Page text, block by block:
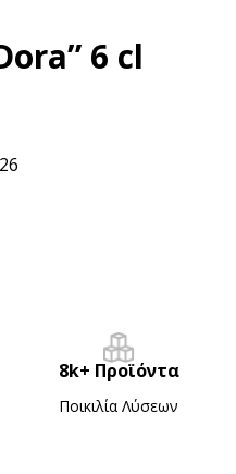
6 cl
8k+ Προϊόντα
Ποικιλία Λύσεων